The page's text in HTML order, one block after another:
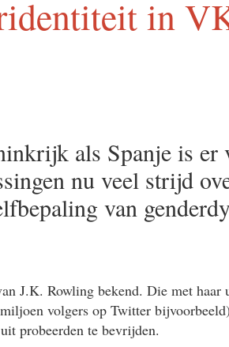
in
als Spanje is er
nu veel strijd
van
J.K. Rowling bekend. Die met haar
volgers op Twitter
probeerden te bevrijden.